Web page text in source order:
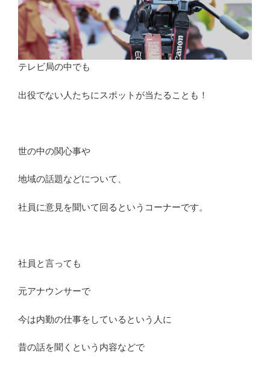
テレビ局の中でも
出役でない人たちにスポットが当たることも！
世の中の関心事や
地域の話題などについて、
社員に意見を聞いて回るというコーナーです。
社員と言っても
元アナウンサーで
今は内勤の仕事をしているという人に
昔の話を聞くという内容などで